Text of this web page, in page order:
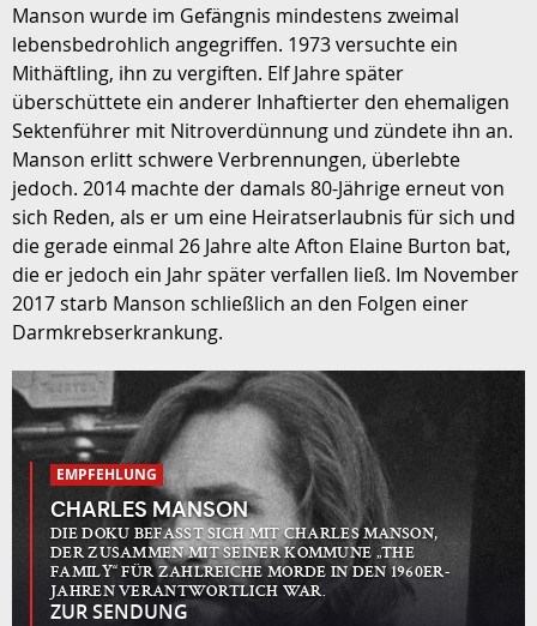
Manson wurde im Gefängnis mindestens zweimal
lebensbedrohlich angegriffen. 1973 versuchte ein
Mithäftling, ihn zu vergiften. Elf Jahre später
überschüttete ein anderer Inhaftierter den ehemaligen
Sektenführer mit Nitroverdünnung und zündete ihn an.
Manson erlitt schwere Verbrennungen, überlebte
jedoch. 2014 machte der damals 80-Jährige erneut von
sich Reden, als er um eine Heiratserlaubnis für sich und
die gerade einmal 26 Jahre alte Afton Elaine Burton bat,
die er jedoch ein Jahr später verfallen ließ. Im November
2017 starb Manson schließlich an den Folgen einer
Darmkrebserkrankung.
EMPFEHLUNG
CHARLES MANSON
DIE DOKU BEFASST SICH MIT CHARLES MANSON,
DER ZUSAMMEN MIT SEINER KOMMUNE „THE
FAMILY“ FÜR ZAHLREICHE MORDE IN DEN 1960ER-
JAHREN VERANTWORTLICH WAR.
ZUR SENDUNG